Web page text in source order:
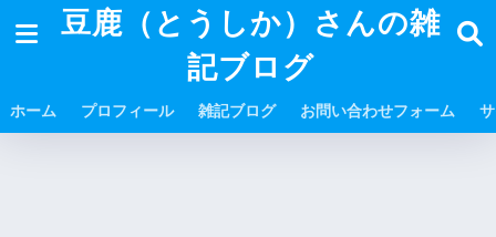
豆鹿（とうしか）さんの雑
記ブログ
ホーム プロフィール 雑記ブログ お問い合わせフォーム